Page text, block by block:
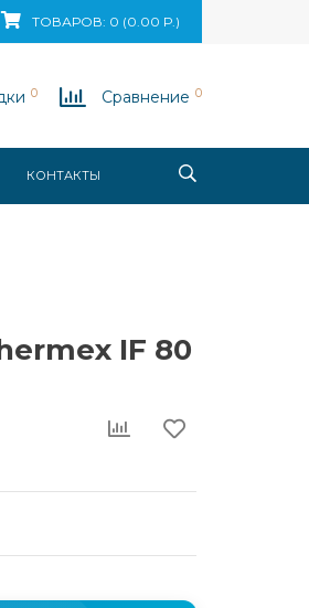
131
ТОВАРОВ: 0 (0.00 Р.)
0 Сравнение 0
КОНТАКТЫ
IF 80